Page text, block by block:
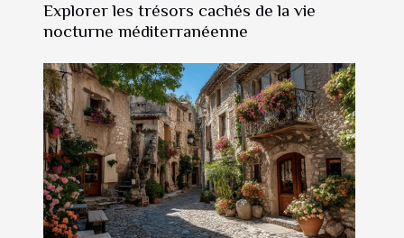
Explorer les trésors cachés de la vie
nocturne méditerranéenne